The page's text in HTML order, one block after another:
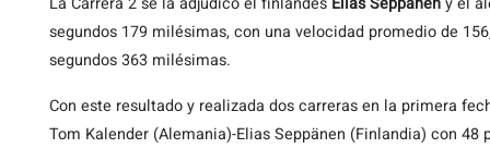
segundos 179 milésimas, con una velocidad promedio de
segundos 363 milésimas.
Con este resultado y realizada dos carreras en la primera
Tom Kalender (Alemania)-Elias Seppänen (Finlandia) con